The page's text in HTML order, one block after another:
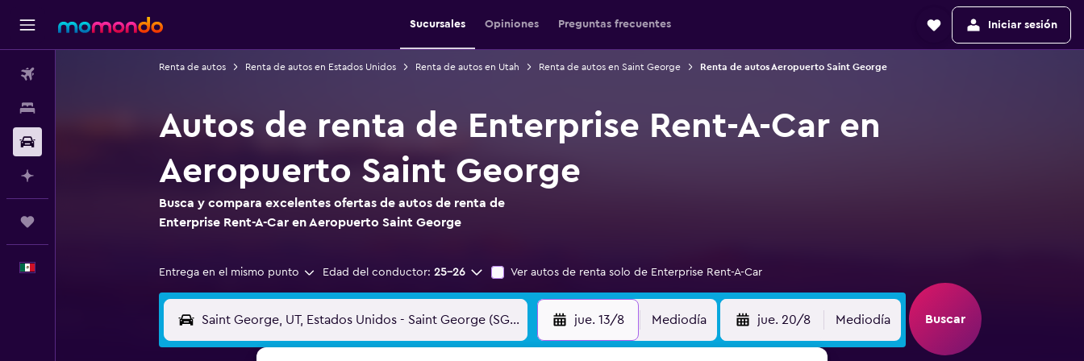
Sucursales Opiniones Preguntas frecuentes Iniciar sesión
Renta de autos Renta de autos en Estados Unidos Renta de autos en Utah Renta de autos en Saint George Renta de autos Aeropuerto Saint George
Autos de renta de Enterprise Rent-A-Car en
Aeropuerto Saint George
Busca y compara excelentes ofertas de autos de renta de
Enterprise Rent-A-Car en Aeropuerto Saint George
Entrega en el mismo punto Edad del conductor: 25-26 Ver autos de renta solo de Enterprise Rent-A-Car
jue. 13/8 Mediodía jue. 20/8 Mediodía Buscar